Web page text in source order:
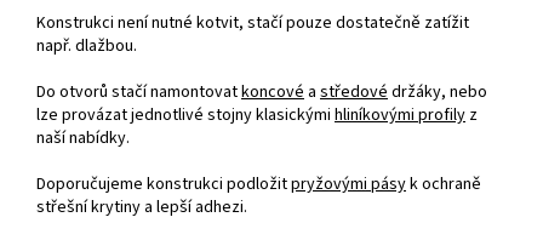
Konstrukci není nutné kotvit, stačí pouze dostatečně zatížit
např. dlažbou.
Do otvorů stačí namontovatkoncové a středovédržáky, nebo
lze provázat jednotlivé stojny klasickými hliníkovými profily z
naší nabídky.
Doporučujeme konstrukci podložitpryžovými pásyk ochraně
střešní krytiny a lepší adhezi.